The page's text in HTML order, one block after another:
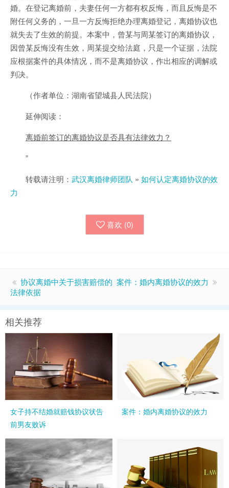
婚。在登记离婚前，夫妻任何一方都有权反悔，而且反悔是不
附任何义务的，一旦一方反悔拒绝办理离婚登记，离婚协议也
就失去了生效的前提。本案中，曾某与周某签订的离婚协议，
因曾某反悔没有生效，周某提交给法庭，只是一个证据，法院
应根据案件的具体情况，而不是离婚协议，作出相应的调解或
判决。
（作者单位：湖南省望城县人民法院）
延伸阅读：
离婚前签订的离婚协议是否具有法律效力？
”
转载请注明： 武汉离婚律师团队 » 如何认定离婚协议的效
力
喜欢 (0)
协议离婚中关于损害赔偿的
法律依据
案件：婚内离婚协议的效力
相关推荐
女子持不结婚就赔钱协议状告
前男友败诉
案件：婚内离婚协议的效力